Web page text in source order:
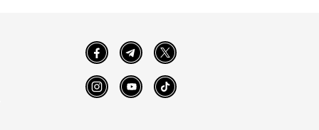
FacebookTelegram Twitter
InstagramYouTube TikTok